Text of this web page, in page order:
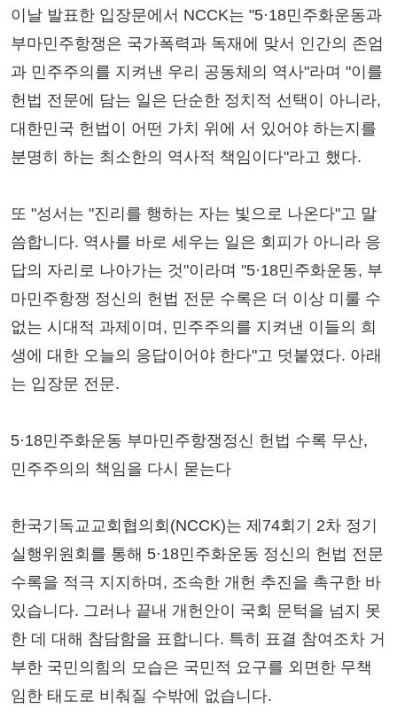
이날 발표한 입장문에서 NCCK는 "5·18민주화운동과
부마민주항쟁은 국가폭력과 독재에 맞서 인간의 존엄
과 민주주의를 지켜낸 우리 공동체의 역사"라며 "이를
헌법 전문에 담는 일은 단순한 정치적 선택이 아니라,
대한민국 헌법이 어떤 가치 위에 서 있어야 하는지를
분명히 하는 최소한의 역사적 책임이다"라고 했다.
또 "성서는 "진리를 행하는 자는 빛으로 나온다"고 말
씀합니다. 역사를 바로 세우는 일은 회피가 아니라 응
답의 자리로 나아가는 것"이라며 "5·18민주화운동, 부
마민주항쟁 정신의 헌법 전문 수록은 더 이상 미룰 수
없는 시대적 과제이며, 민주주의를 지켜낸 이들의 희
생에 대한 오늘의 응답이어야 한다"고 덧붙였다. 아래
는 입장문 전문.
5·18민주화운동 부마민주항쟁정신 헌법 수록 무산,
민주주의의 책임을 다시 묻는다
한국기독교교회협의회(NCCK)는 제74회기 2차 정기
실행위원회를 통해 5·18민주화운동 정신의 헌법 전문
수록을 적극 지지하며, 조속한 개헌 추진을 촉구한 바
있습니다. 그러나 끝내 개헌안이 국회 문턱을 넘지 못
한 데 대해 참담함을 표합니다. 특히 표결 참여조차 거
부한 국민의힘의 모습은 국민적 요구를 외면한 무책
임한 태도로 비춰질 수밖에 없습니다.